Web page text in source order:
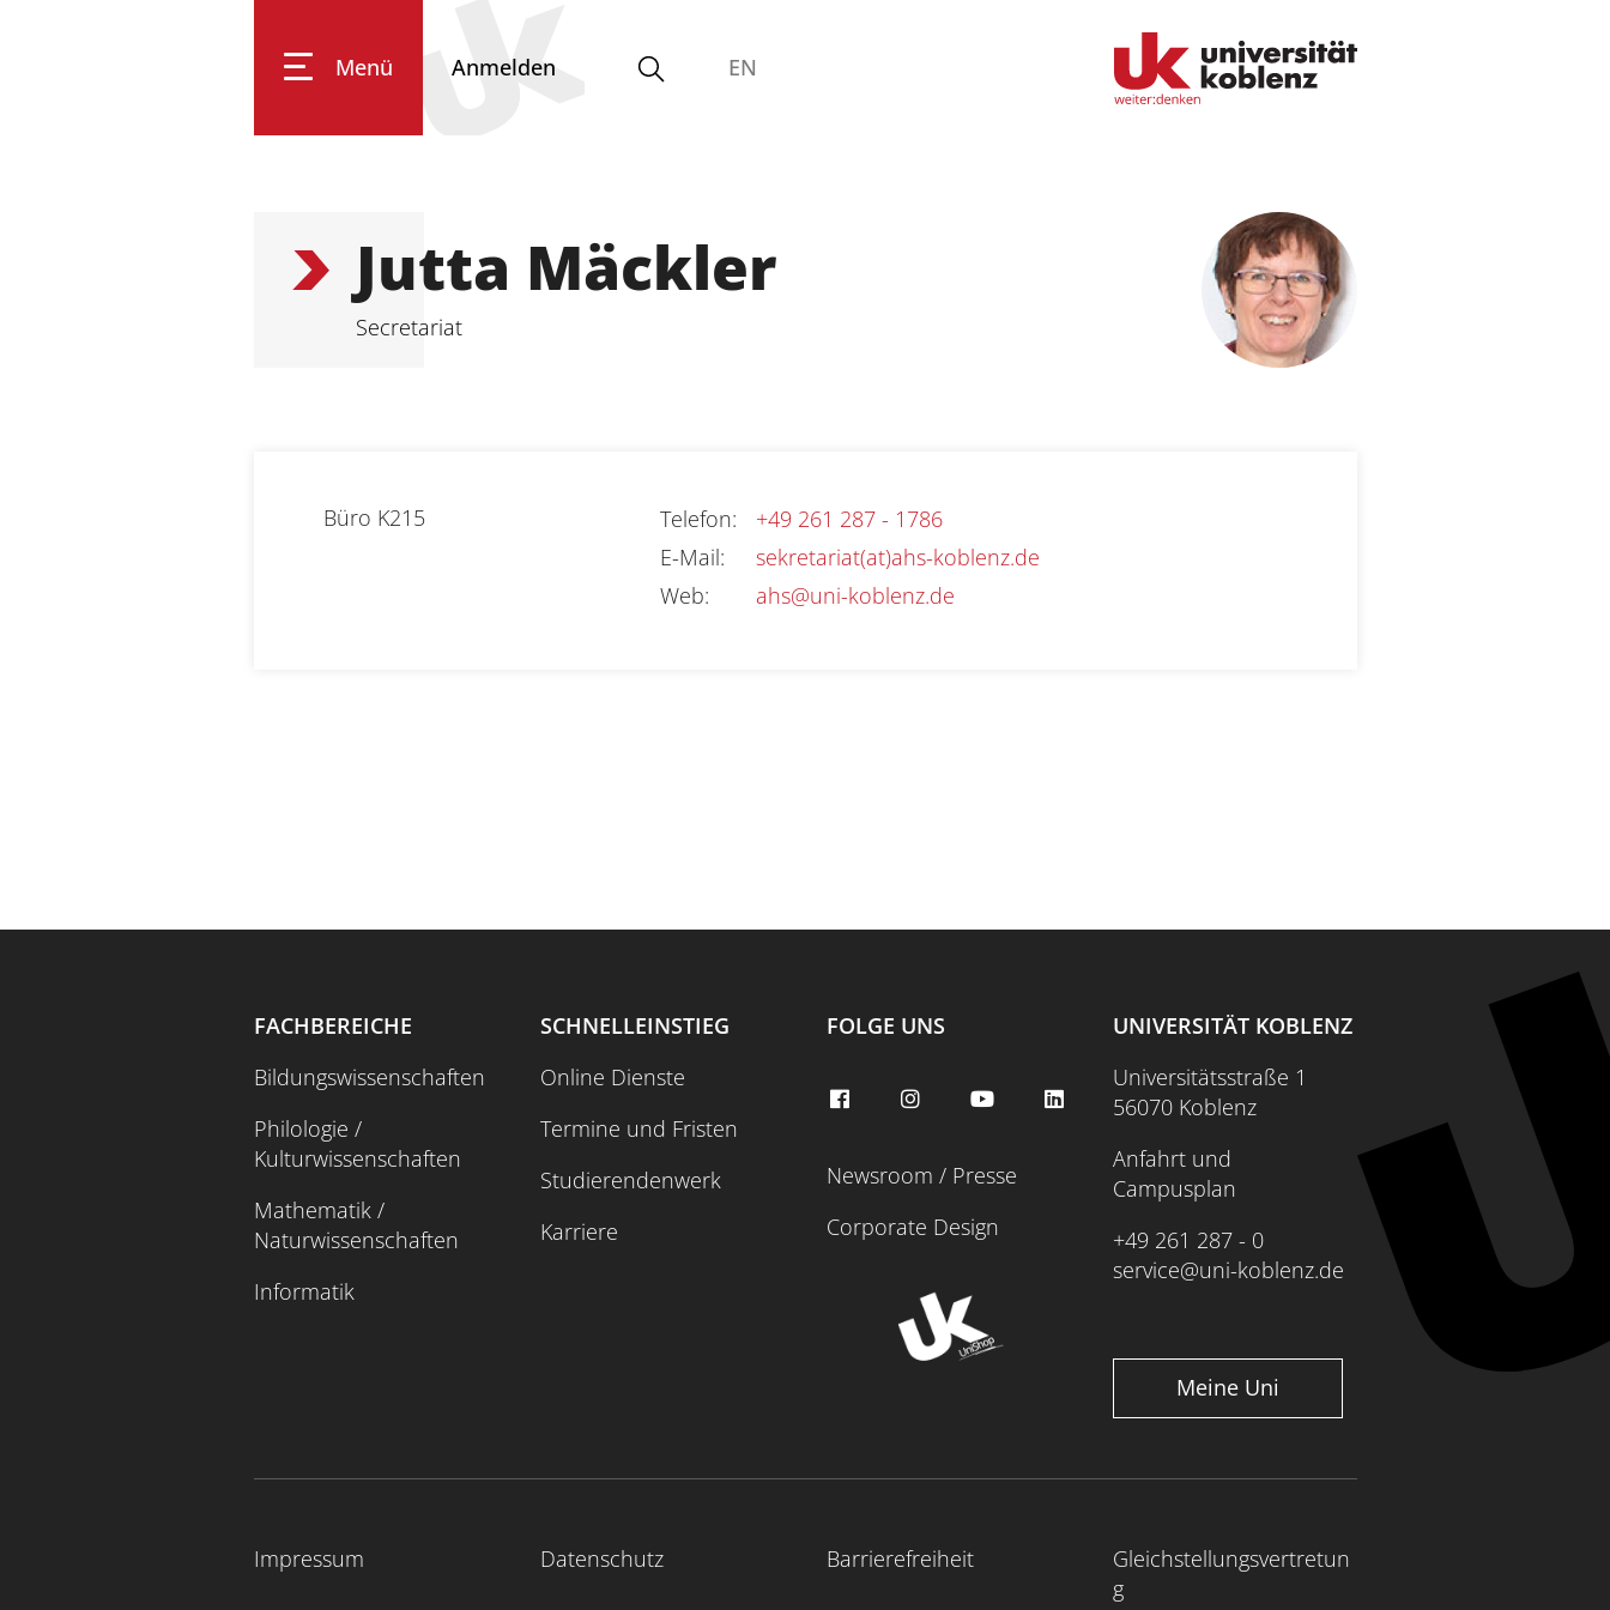
Menü Anmelden EN
Jutta Mäckler
Secretariat
Büro K215 Telefon:
+49 261 287 - 1786
E-Mail:
sekretariat(at)ahs-koblenz.de
Web: ahs@uni-koblenz.de
FACHBEREICHE
Bildungswissenschaften
Philologie /
Kulturwissenschaften
Mathematik /
Naturwissenschaften
Informatik
SCHNELLEINSTIEG
Online Dienste
Termine und Fristen
Studierendenwerk
Karriere
FOLGE UNS
Newsroom / Presse
Corporate Design
UNIVERSITÄT KOBLENZ
Universitätsstraße 1
56070 Koblenz
Anfahrt und
Campusplan
+49 261 287 - 0
service@uni-koblenz.de
Meine Uni
Impressum Datenschutz Barrierefreiheit
Gleichstellungsvertretun
g